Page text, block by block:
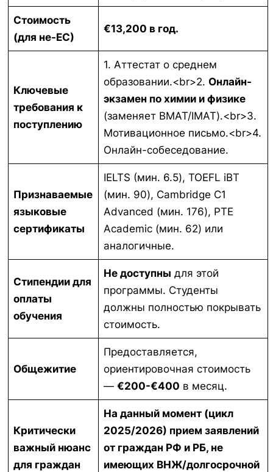
Стоимость
(для не-ЕС)
€13,200 в год.
Ключевые
требования к
поступлению
1. Аттестат о среднем
образовании.<br>2.Онлайн-
экзамен по химии и физике
(заменяет BMAT/IMAT).<br>3.
Мотивационное письмо.<br>4.
Онлайн-собеседование.
Признаваемые
языковые
сертификаты
IELTS (мин. 6.5), TOEFL iBT
(мин. 90), Cambridge C1
Advanced (мин. 176), PTE
Academic (мин. 62) или
аналогичные.
Стипендии для
оплаты
обучения
Не доступны для этой
программы. Студенты
должны полностью покрывать
стоимость.
Общежитие
Предоставляется,
ориентировочная стоимость
—€200-€400 в месяц.
Критически
важный нюанс
для граждан
На данный момент (цикл
2025/2026) прием заявлений
от граждан РФ и РБ, не
имеющих ВНЖ/долгосрочной